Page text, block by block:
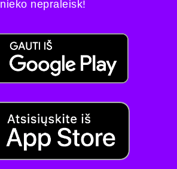
nieko nepraleisk!